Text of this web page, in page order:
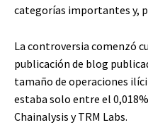
categorías importantes y,
La controversia comenzó
publicación de blog
tamaño de operaciones
estaba solo entre el
Chainalysis y TRM Labs.